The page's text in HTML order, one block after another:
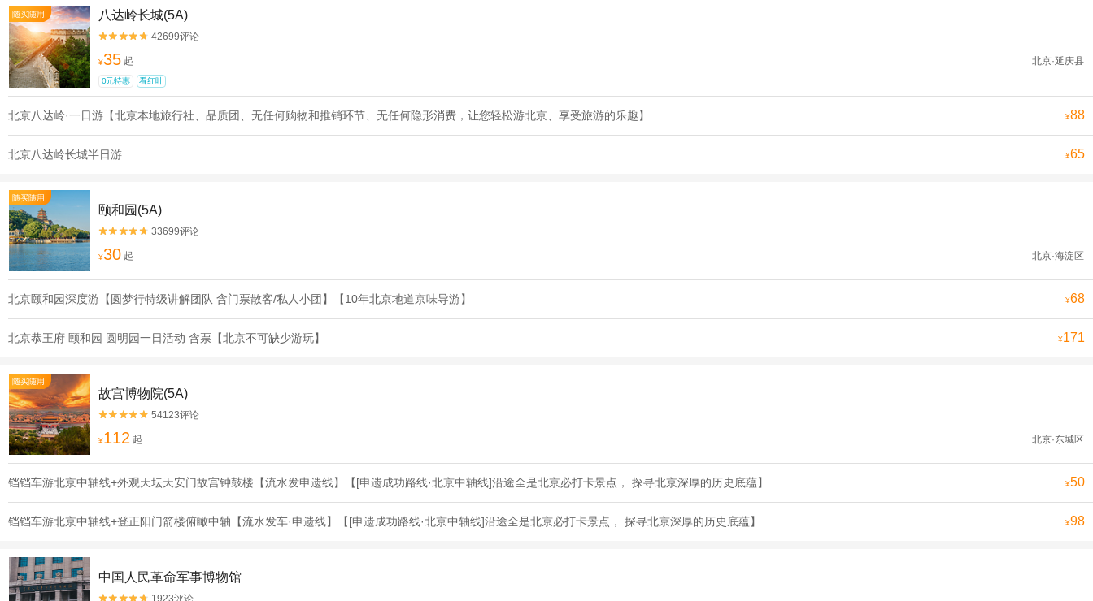
随买随用 八达岭长城(5A)

 42699评论
¥35 起 北京·延庆县
0元特惠 看红叶
北京八达岭·一日游【北京本地旅行社、品质团、无任何购物和推销环节、无任何隐形消费，让您轻松游北京、享受旅游的乐趣】 ¥88
北京八达岭长城半日游 ¥65
随买随用
颐和园(5A)

 33699评论
¥30 起 北京·海淀区
北京颐和园深度游【圆梦行特级讲解团队 含门票散客/私人小团】【10年北京地道京味导游】 ¥68
北京恭王府 颐和园 圆明园一日活动 含票【北京不可缺少游玩】 ¥171
随买随用
故宫博物院(5A)

 54123评论
¥112 起 北京·东城区
铛铛车游北京中轴线+外观天坛天安门故宫钟鼓楼【流水发申遗线】【[申遗成功路线·北京中轴线]沿途全是北京必打卡景点， 探寻北京深厚的历史底蕴】 ¥50
铛铛车游北京中轴线+登正阳门箭楼俯瞰中轴【流水发车·申遗线】【[申遗成功路线·北京中轴线]沿途全是北京必打卡景点， 探寻北京深厚的历史底蕴】 ¥98
中国人民革命军事博物馆

 1923评论